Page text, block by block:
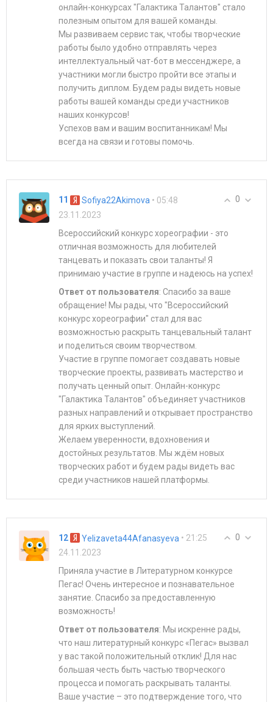
онлайн-конкурсах "Галактика Талантов" стало
полезным опытом для вашей команды.
Мы развиваем сервис так, чтобы творческие
работы было удобно отправлять через
интеллектуальный чат-бот в мессенджере, а
участники могли быстро пройти все этапы и
получить диплом. Будем рады видеть новые
работы вашей команды среди участников
наших конкурсов!
Успехов вам и вашим воспитанникам! Мы
всегда на связи и готовы помочь.
0
11 Sofiya22Akimova • 05:48
23.11.2023
Всероссийский конкурс хореографии - это
отличная возможность для любителей
танцевать и показать свои таланты! Я
принимаю участие в группе и надеюсь на успех!
Ответ от пользователя: Спасибо за ваше
обращение! Мы рады, что "Всероссийский
конкурс хореографии" стал для вас
возможностью раскрыть танцевальный талант
и поделиться своим творчеством.
Участие в группе помогает создавать новые
творческие проекты, развивать мастерство и
получать ценный опыт. Онлайн-конкурс
"Галактика Талантов" объединяет участников
разных направлений и открывает пространство
для ярких выступлений.
Желаем уверенности, вдохновения и
достойных результатов. Мы ждём новых
творческих работ и будем рады видеть вас
среди участников нашей платформы.
0
12 Yelizaveta44Afanasyeva • 21:25
24.11.2023
Приняла участие в Литературном конкурсе
Пегас! Очень интересное и познавательное
занятие. Спасибо за предоставленную
возможность!
Ответ от пользователя: Мы искренне рады,
что наш литературный конкурс «Пегас» вызвал
у вас такой положительный отклик! Для нас
большая честь быть частью творческого
процесса и помогать раскрывать таланты.
Ваше участие – это подтверждение того, что